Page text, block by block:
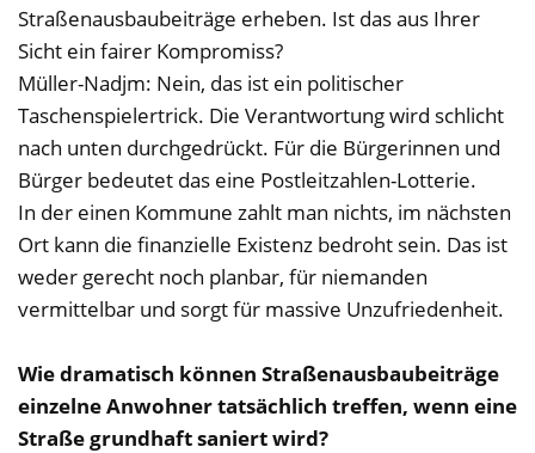
Straßenausbaubeiträge erheben. Ist das aus Ihrer
Sicht ein fairer Kompromiss?
Müller-Nadjm: Nein, das ist ein politischer
Taschenspielertrick. Die Verantwortung wird schlicht
nach unten durchgedrückt. Für die Bürgerinnen und
Bürger bedeutet das eine Postleitzahlen-Lotterie.
In der einen Kommune zahlt man nichts, im nächsten
Ort kann die finanzielle Existenz bedroht sein. Das ist
weder gerecht noch planbar, für niemanden
vermittelbar und sorgt für massive Unzufriedenheit.
Wie dramatisch können Straßenausbaubeiträge
einzelne Anwohner tatsächlich treffen, wenn eine
Straße grundhaft saniert wird?